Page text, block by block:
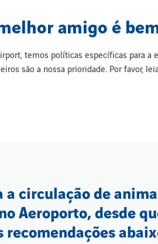
amigo é
temos políticas específicas para
são a nossa prioridade. Por favor,
a circulação de
Aeroporto, desde
recomendações